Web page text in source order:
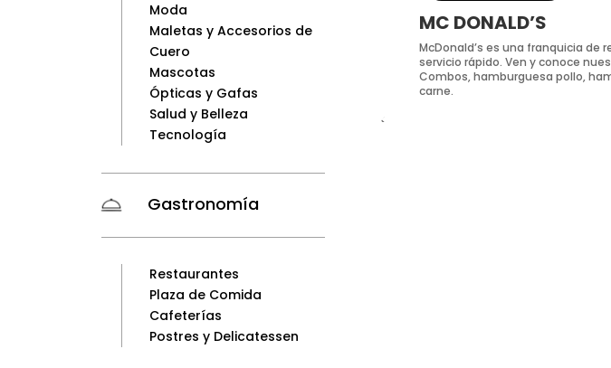
Moda
Maletas y Accesorios de
Cuero
Mascotas
Ópticas y Gafas
Salud y Belleza
Tecnología
Gastronomía
Restaurantes
Plaza de Comida
Cafeterías
Postres y Delicatessen
MC DONALD’S
McDonald’s es una franquicia de
servicio rápido. Ven y conoce
Combos, hamburguesa pollo,
carne.
<